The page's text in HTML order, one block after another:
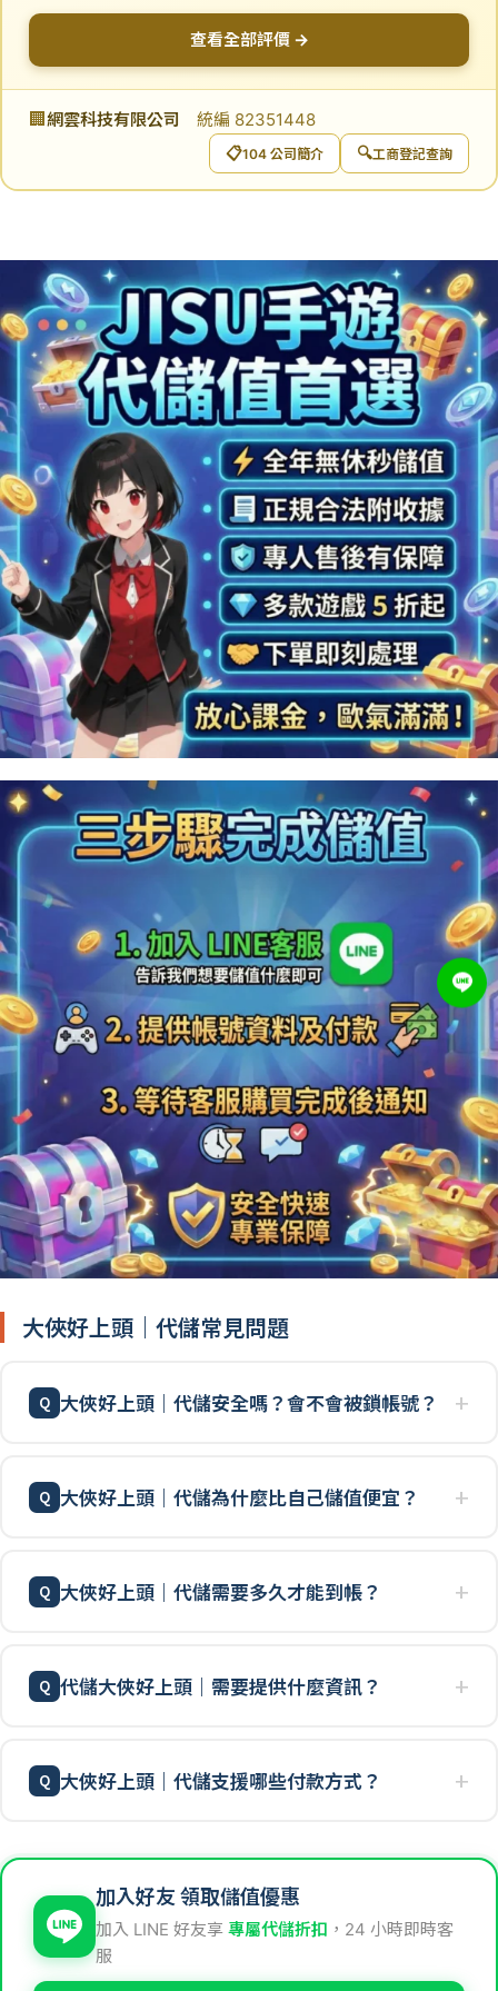
查看全部評價 →
🏢 網雲科技有限公司 統編 82351448
📋104 公司簡介 🔍工商登記查詢
大俠好上頭｜代儲常見問題
大俠好上頭｜代儲安全嗎？會不會被鎖帳號？
大俠好上頭｜代儲為什麼比自己儲值便宜？
大俠好上頭｜代儲需要多久才能到帳？
代儲大俠好上頭｜需要提供什麼資訊？
大俠好上頭｜代儲支援哪些付款方式？
加入好友 領取儲值優惠
加入 LINE 好友享 專屬代儲折扣 ，24 小時即時客
服